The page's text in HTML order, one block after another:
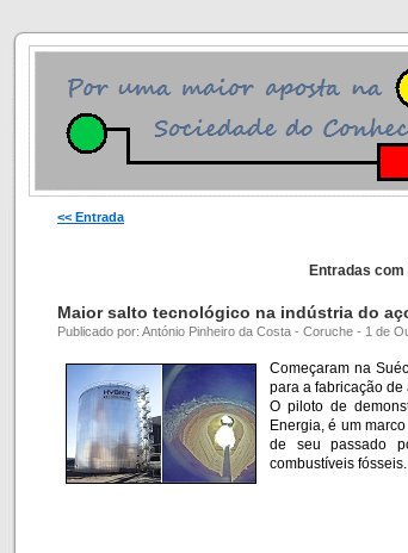
<< Entrada
Entradas com
Maior salto tecnológico na indústria do
Publicado por: António Pinheiro da Costa - Coruche - 1 de
Começaram na
para a fabricação
O piloto de
Energia, é um
de seu passado
combustíveis fósseis.